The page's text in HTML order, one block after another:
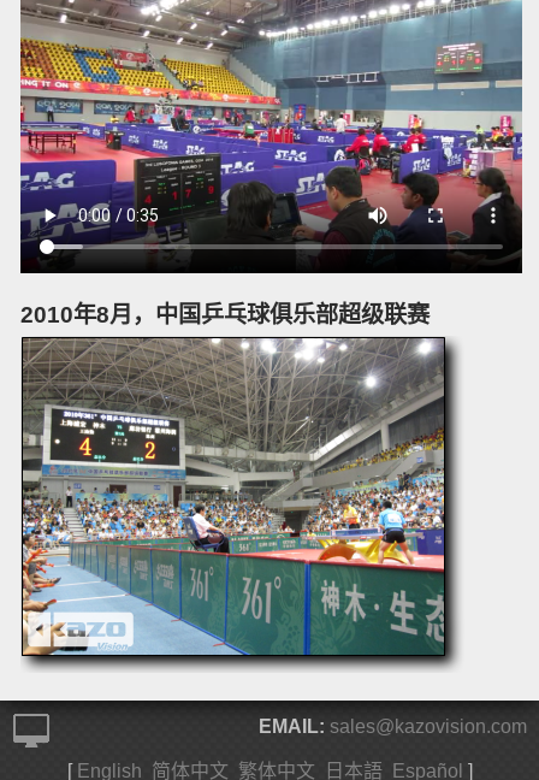
2010年8月，中国乒乓球俱乐部超级联赛
EMAIL: sales@kazovision.com
[ English 简体中文 繁体中文 日本語 Español ]